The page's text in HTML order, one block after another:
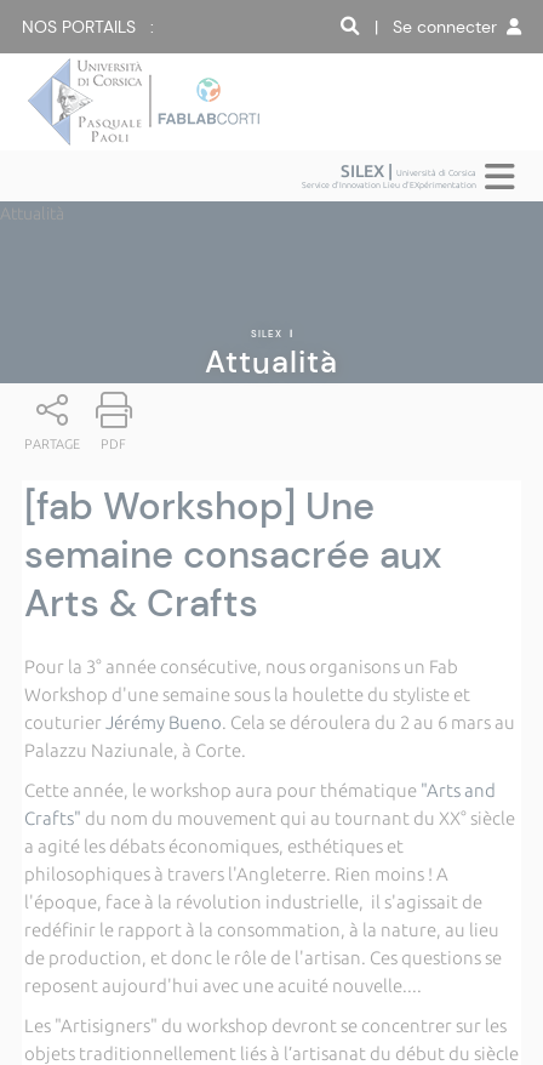
NOS PORTAILS : | Se connecter
SILEX |Università di Corsica
Service d'Innovation Lieu d'EXpérimentation
Attualità
SILEX |
Attualità
PARTAGE PDF
[fab Workshop] Une
semaine consacrée aux
Arts & Crafts
Pour la 3° année consécutive, nous organisons un Fab
Workshop d'une semaine sous la houlette du styliste et
couturierJérémy Bueno. Cela se déroulera du 2 au 6 mars au
Palazzu Naziunale, à Corte.
Cette année, le workshop aura pour thématique "Arts and
Crafts" du nom du mouvement qui au tournant du XX° siècle
a agité les débats économiques, esthétiques et
philosophiques à travers l'Angleterre. Rien moins ! A
l'époque, face à la révolution industrielle, il s'agissait de
redéfinir le rapport à la consommation, à la nature, au lieu
de production, et donc le rôle de l'artisan. Ces questions se
reposent aujourd'hui avec une acuité nouvelle....
Les "Artisigners" du workshop devront se concentrer sur les
objets traditionnellement liés à l’artisanat du début du siècle